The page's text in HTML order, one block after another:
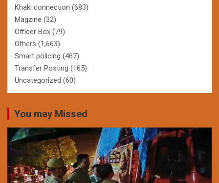
Khaki connection (683)
Magzine (32)
Officer Box (79)
Others (1,663)
Smart policing (467)
Transfer Posting (165)
Uncategorized (60)
You may Missed